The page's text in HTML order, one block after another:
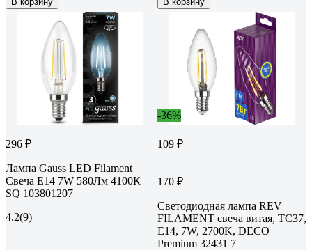
296 ₽
Лампа Gauss LED Filament
Свеча E14 7W 580Лм 4100К
SQ 103801207
4.2(9)
-36%
109 ₽
170 ₽
Светодиодная лампа REV
FILAMENT свеча витая, TC37,
E14, 7W, 2700K, DECO
Premium 32431 7